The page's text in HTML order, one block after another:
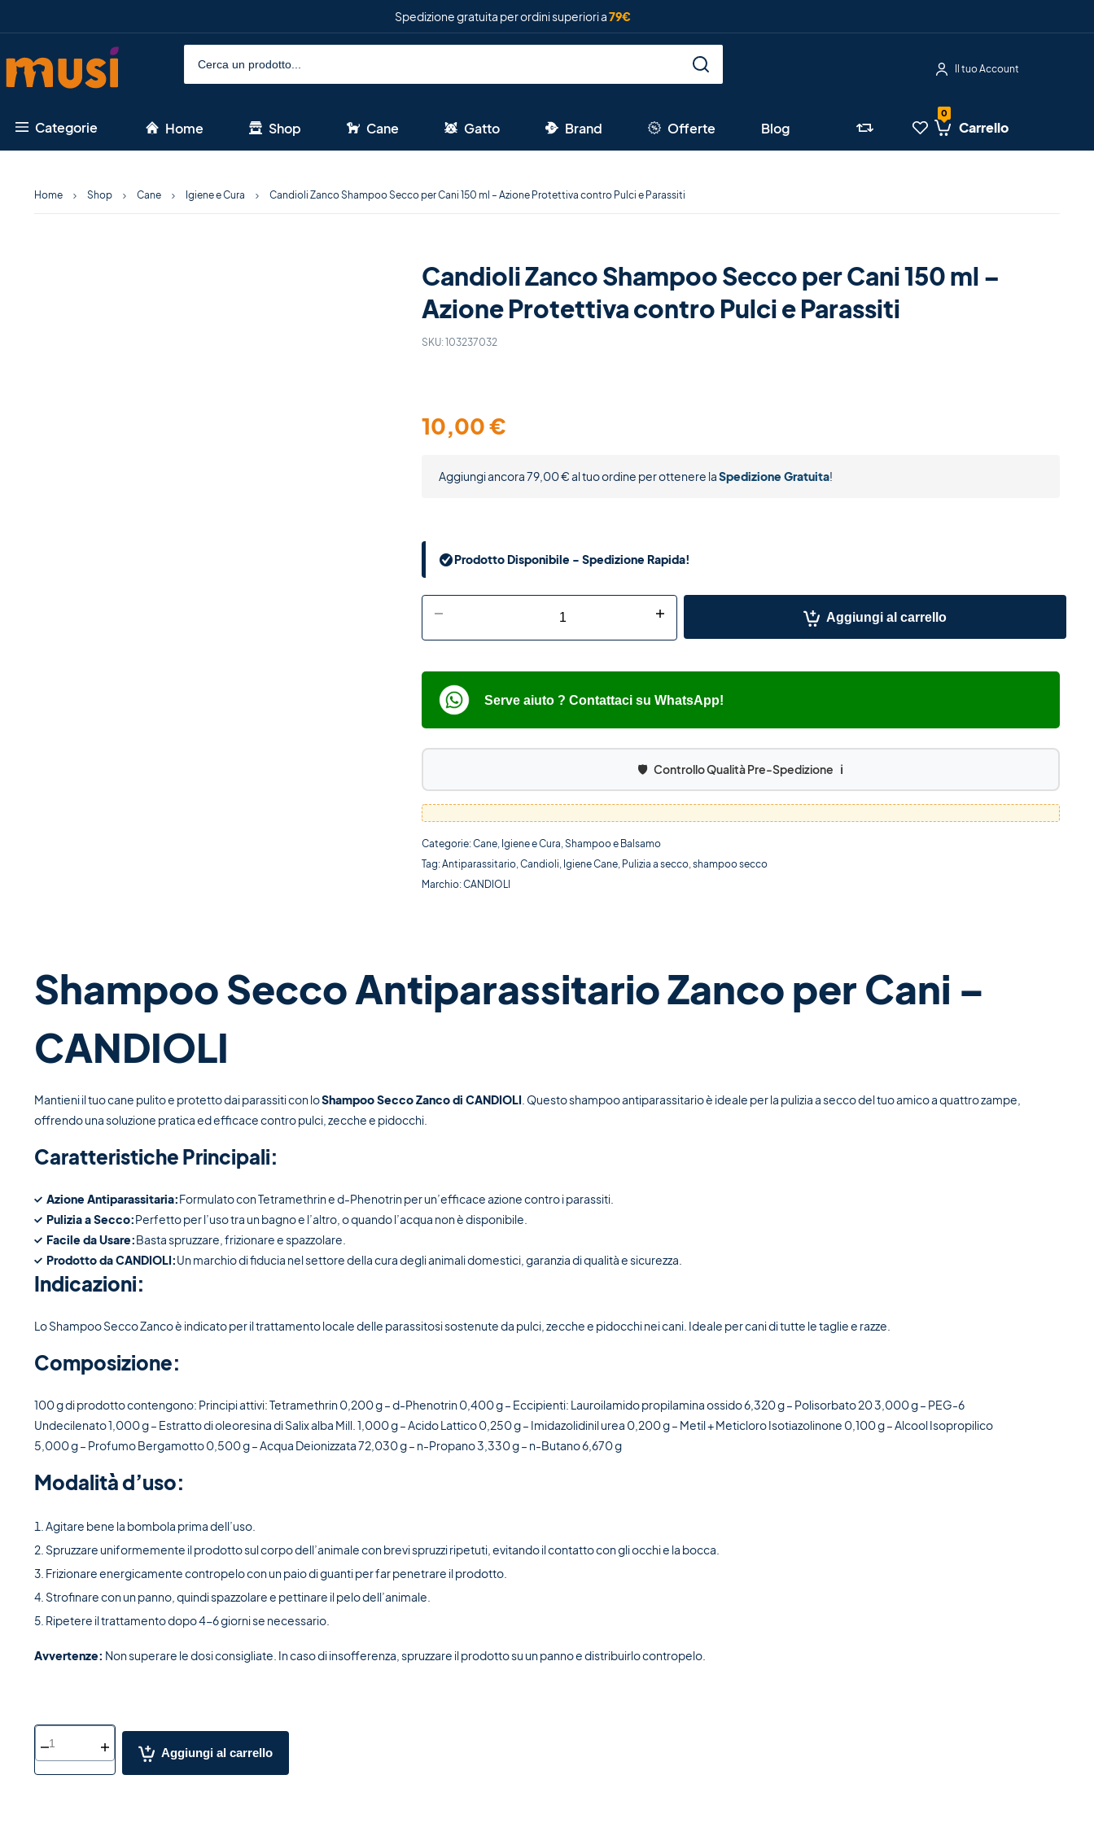
Spedizione gratuita per ordini superiori a79€
Il tuo Account
Categorie Home Shop Cane Gatto Brand Offerte Blog Carrello
Home Shop Cane Igiene e Cura Candioli Zanco Shampoo Secco per Cani 150 ml – Azione Protettiva contro Pulci e Parassiti
Candioli Zanco Shampoo Secco per Cani 150 ml –
Azione Protettiva contro Pulci e Parassiti
SKU:103237032
10,00€
Aggiungi ancora79,00€al tuo ordine per ottenere laSpedizione Gratuita!
Prodotto Disponibile - Spedizione Rapida!
- + Aggiungi al carrello
Serve aiuto ? Contattaci su WhatsApp!
🛡️ Controllo Qualità Pre-Spedizione ℹ️
Categorie:Cane, Igiene e Cura,Shampoo e Balsamo
Tag:Antiparassitario,Candioli, Igiene Cane, Pulizia a secco,shampoo secco
Marchio:CANDIOLI
Shampoo Secco Antiparassitario Zanco per Cani –
CANDIOLI
Mantieni il tuo cane pulito e protetto dai parassiti con loShampoo Secco Zanco di CANDIOLI . Questo shampoo antiparassitario è ideale per la pulizia a secco del tuo amico a quattro zampe,
offrendo una soluzione pratica ed efficace contro pulci, zecche e pidocchi.
Caratteristiche Principali:
Azione Antiparassitaria:Formulato con Tetramethrin e d-Phenotrin per un’efficace azione contro i parassiti.
Pulizia a Secco:Perfetto per l’uso tra un bagno e l’altro, o quando l’acqua non è disponibile.
Facile da Usare:Basta spruzzare, frizionare e spazzolare.
Prodotto da CANDIOLI:Un marchio di fiducia nel settore della cura degli animali domestici, garanzia di qualità e sicurezza.
Indicazioni:
Lo Shampoo Secco Zanco è indicato per il trattamento locale delle parassitosi sostenute da pulci, zecche e pidocchi nei cani. Ideale per cani di tutte le taglie e razze.
Composizione:
100 g di prodotto contengono: Principi attivi: Tetramethrin 0,200 g – d-Phenotrin 0,400 g – Eccipienti: Lauroilamido propilamina ossido 6,320 g – Polisorbato 20 3,000 g – PEG-6
Undecilenato 1,000 g – Estratto di oleoresina di Salix alba Mill. 1,000 g – Acido Lattico 0,250 g – Imidazolidinil urea 0,200 g – Metil + Meticloro Isotiazolinone 0,100 g – Alcool Isopropilico
5,000 g – Profumo Bergamotto 0,500 g – Acqua Deionizzata 72,030 g – n-Propano 3,330 g – n-Butano 6,670 g
Modalità d’uso:
Agitare bene la bombola prima dell’uso.
Spruzzare uniformemente il prodotto sul corpo dell’animale con brevi spruzzi ripetuti, evitando il contatto con gli occhi e la bocca.
Frizionare energicamente contropelo con un paio di guanti per far penetrare il prodotto.
Strofinare con un panno, quindi spazzolare e pettinare il pelo dell’animale.
Ripetere il trattamento dopo 4-6 giorni se necessario.
Avvertenze: Non superare le dosi consigliate. In caso di insofferenza, spruzzare il prodotto su un panno e distribuirlo contropelo.
Aggiungi al carrello